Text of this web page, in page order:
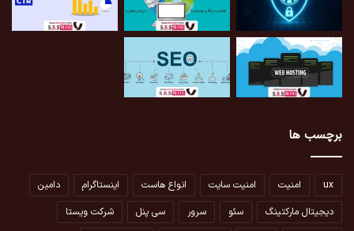
برچسب ها
ux امنیت امنیت سایت انواع هاست اینستاگرام
دامین
دیجیتال مارکتینگ
سئو سرور سی پنل
شرکت ویستا